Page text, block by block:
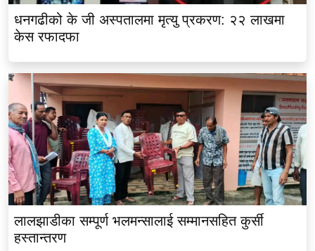
धनगढीको के जी अस्पतालमा मृत्यु प्रकरण: २२ लाखमा
केस रफादफा
लालझाडीका सम्पूर्ण भलमन्सालाई सम्मानसहित कुर्सी
हस्तान्तरण